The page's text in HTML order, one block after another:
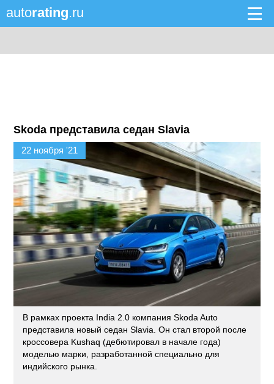
autorating.ru
Skoda представила седан Slavia
22 ноября '21
В рамках проекта India 2.0 компания Skoda Auto
представила новый седан Slavia. Он стал второй после
кроссовера Kushaq (дебютировал в начале года)
моделью марки, разработанной специально для
индийского рынка.